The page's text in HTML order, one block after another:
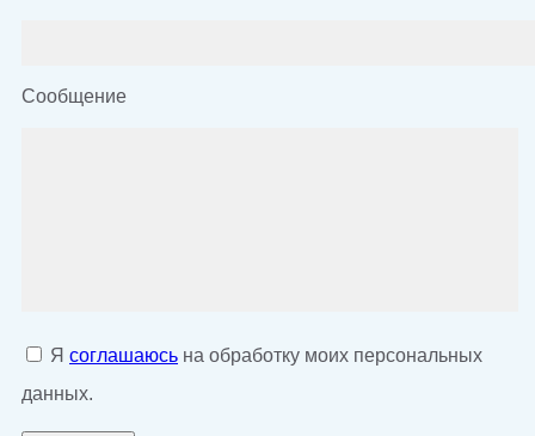
Сообщение
Я соглашаюсь на обработку моих персональных
данных.